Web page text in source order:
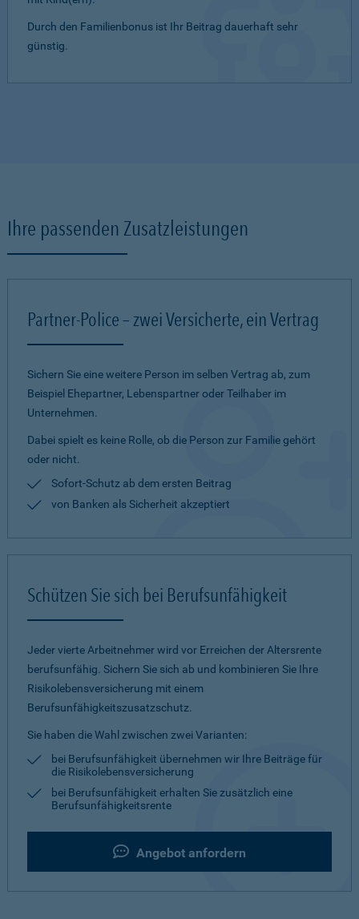
Durch den Familienbonus ist Ihr Beitrag dauerhaft sehr
günstig.
Ihre passenden Zusatzleistungen
Partner-Police – zwei Versicherte, ein Vertrag
Sichern Sie eine weitere Person im selben Vertrag ab, zum
Beispiel Ehepartner, Lebenspartner oder Teilhaber im
Unternehmen.
Dabei spielt es keine Rolle, ob die Person zur Familie gehört
oder nicht.
Sofort-Schutz ab dem ersten Beitrag
von Banken als Sicherheit akzeptiert
Schützen Sie sich bei Berufsunfähigkeit
Jeder vierte Arbeitnehmer wird vor Erreichen der Altersrente
berufsunfähig. Sichern Sie sich ab und kombinieren Sie Ihre
Risikolebensversicherung mit einem
Berufsunfähigkeitszusatzschutz.
Sie haben die Wahl zwischen zwei Varianten:
bei Berufsunfähigkeit übernehmen wir Ihre Beiträge für
die Risikolebensversicherung
bei Berufsunfähigkeit erhalten Sie zusätzlich eine
Berufsunfähigkeitsrente
Angebot anfordern